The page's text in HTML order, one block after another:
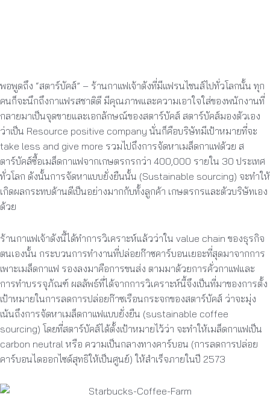
พอพูดถึง “สตาร์บัคส์” – ร้านกาแฟเจ้าดังที่มีแฟรนไชนส์ไปทั่วโลกนั้น ทุก
คนก็จะนึกถึงกาแฟรสชาติดี มีคุณภาพและความเอาใจใส่ของพนักงานที่
กลายมาเป็นจุดขายและเอกลักษณ์ของสตาร์บัคส์ สตาร์บัคส์มองตัวเอง
ว่าเป็น Resource positive company นั่นก็คือบริษัทมีเป้าหมายที่จะ
take less and give more รวมไปถึงการจัดหาเมล็ดกาแฟด้วย ส
ตาร์บัคส์ซื้อเมล็ดกาแฟจากเกษตรกรกว่า 400,000 รายใน 30 ประเทศ
ทั่วโลก ดังนั้นการจัดหาแบบยั่งยืนนั้น (Sustainable sourcing) จะทำให้
เกิดผลกระทบด้านดีเป็นอย่างมากกับทั้งลูกค้า เกษตรกรและตัวบริษัทเอง
ด้วย
ร้านกาแฟเจ้าดังนี้ได้ทำการวิเคราะห์แล้วว่าใน value chain ของธุรกิจ
ตนเองนั้น กระบวนการทำงานที่ปล่อยก๊าซคาร์บอนเยอะที่สุดมาจากการ
เพาะเมล็ดกาแฟ รองลงมาคือการขนส่ง ตามมาด้วยการคั่วกาแฟและ
การทำบรรจุภัณฑ์ ผลลัพธ์ที่ได้จากการวิเคราะห์นี้จึงเป็นที่มาของการตั้ง
เป้าหมายในการลดการปล่อยก๊าซเรือนกระจกของสตาร์บัคส์ ว่าจะมุ่ง
เน้นถึงการจัดหาเมล็ดกาแฟแบบยั่งยืน (sustainable coffee
sourcing) โดยที่สตาร์บัคส์ได้ตั้งเป้าหมายไว้ว่า จะทำให้เมล็ดกาแฟเป็น
carbon neutral หรือ ความเป็นกลางทางคาร์บอน (การลดการปล่อย
คาร์บอนไดออกไซด์สุทธิให้เป็นศูนย์) ให้สำเร็จภายในปี 2573